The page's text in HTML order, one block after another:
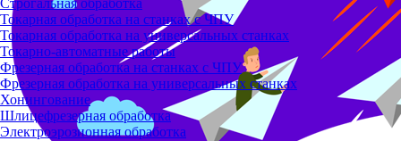
Строгальная обработка
Токарная обработка на станках с ЧПУ
Токарная обработка на универсальных станках
Токарно-автоматные работы
Фрезерная обработка на станках с ЧПУ
Фрезерная обработка на универсальных станках
Хонингование
Шлицефрезерная обработка
Электроэрозионная обработка